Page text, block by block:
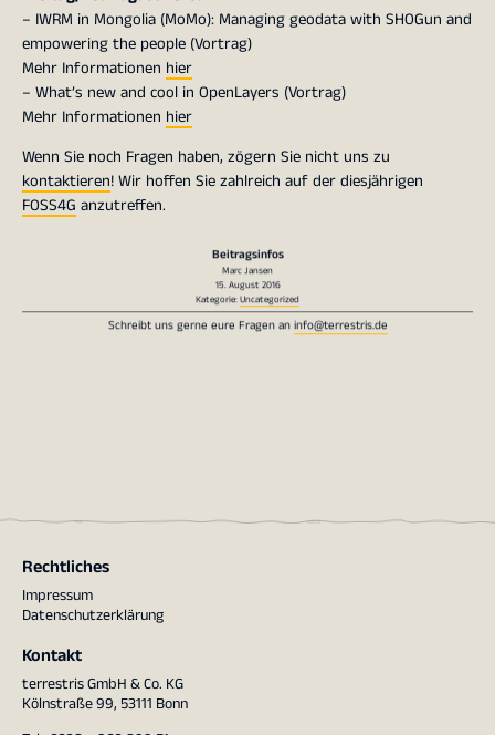
– IWRM in Mongolia (MoMo): Managing geodata with SHOGun and
empowering the people (Vortrag)
Mehr Informationen hier
– What’s new and cool in OpenLayers (Vortrag)
Mehr Informationen hier
Wenn Sie noch Fragen haben, zögern Sie nicht uns zu
kontaktieren! Wir hoffen Sie zahlreich auf der diesjährigen
FOSS4G anzutreffen.
Beitragsinfos
Marc Jansen
15. August 2016
Kategorie:Uncategorized
Schreibt uns gerne eure Fragen aninfo@terrestris.de
Rechtliches
Impressum
Datenschutzerklärung
Kontakt
terrestris GmbH & Co. KG
Kölnstraße 99, 53111 Bonn